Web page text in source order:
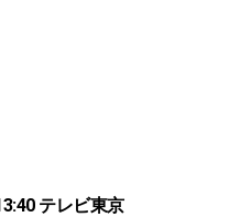
テレビ東京